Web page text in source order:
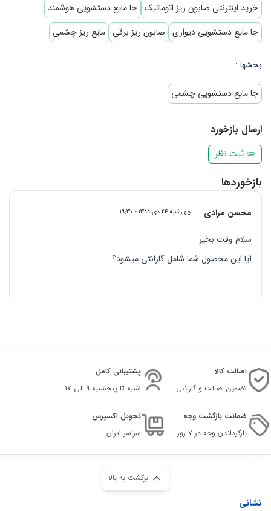
خرید اینترنتی صابون ریز اتوماتیک جا مایع دستشویی هوشمند
جا مایع دستشویی دیواری صابون ریز برقی مایع ریز چشمی
بخشها :
جا مایع دستشویی چشمی
ارسال بازخورد
✏️ ثبت نظر
بازخوردها
محسن مرادی چهارشنبه 24 دی 1399 - 19:30
سلام وقت بخیر
آیا این محصول شما شامل گارانتی میشود؟
اصالت کالا
تضمین اصالت و گارانتی
پشتیبانی کامل
شنبه تا پنجشنبه 9 الی 17
ضمانت بازگشت وجه
بازگرداندن وجه در ۷ روز
تحویل اکسپرس
سراسر ایران
برگشت به بالا
نشانی